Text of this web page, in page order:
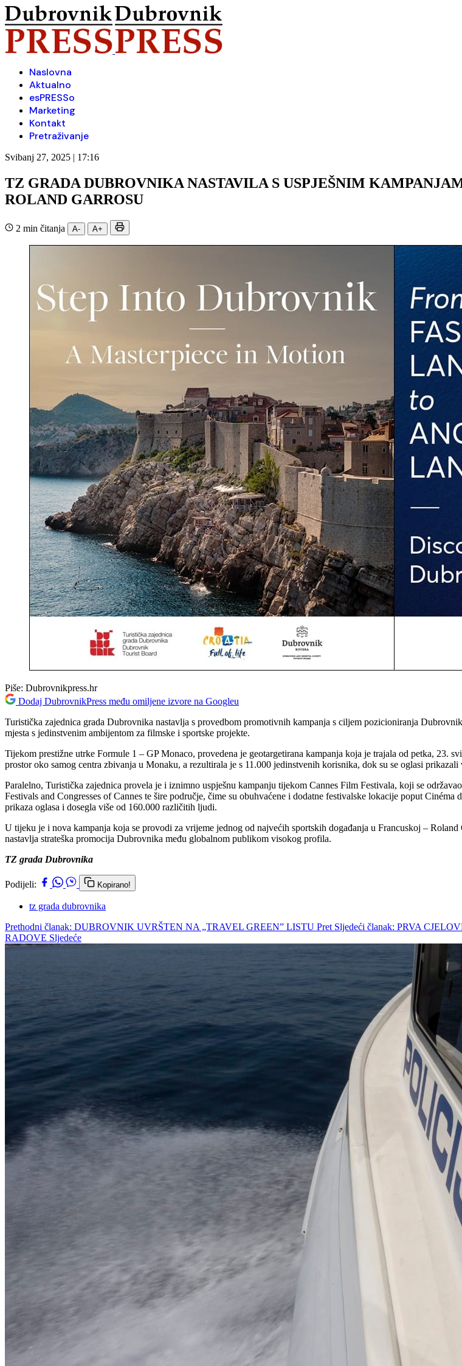
Naslovna
Aktualno
esPRESSo
Marketing
Kontakt
Pretraživanje
Svibanj 27, 2025 | 17:16
TZ GRADA DUBROVNIKA NASTAVILA S USPJEŠNIM
ROLAND GARROSU
2 min čitanja A- A+
Piše: Dubrovnikpress.hr
Dodaj DubrovnikPress među omiljene izvore na Googleu
Turistička zajednica grada Dubrovnika nastavlja s provedbom promotivnih kampanja s ciljem pozicioniranja
mjesta s jedinstvenim ambijentom za filmske i sportske projekte.
Tijekom prestižne utrke Formule 1 – GP Monaco, provedena je geotargetirana kampanja koja je trajala od petka, 23.
prostor oko samog centra zbivanja u Monaku, a rezultirala je s 11.000 jedinstvenih korisnika, dok su se oglasi prikazali
Paralelno, Turistička zajednica provela je i iznimno uspješnu kampanju tijekom Cannes Film Festivala, koji se
Festivals and Congresses of Cannes te šire područje, čime su obuhvaćene i dodatne festivalske lokacije poput
prikaza oglasa i dosegla više od 160.000 različitih ljudi.
U tijeku je i nova kampanja koja se provodi za vrijeme jednog od najvećih sportskih događanja u Francuskoj –
nastavlja strateška promocija Dubrovnika među globalnom publikom visokog profila.
TZ grada Dubrovnika
Podijeli: Kopirano!
tz grada dubrovnika
Prethodni članak: DUBROVNIK UVRŠTEN NA „TRAVEL GREEN” LISTU Pret Sljedeći članak: PRVA
RADOVE Sljedeće